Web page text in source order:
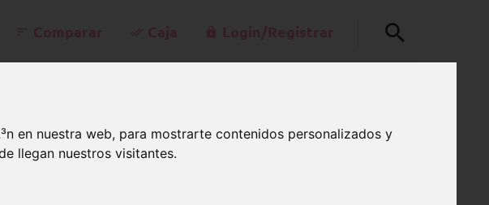
en nuestra web, para mostrarte contenidos personalizados y
llegan nuestros visitantes.
CARRO
Lu a Vi 7:00 a.m.-3:00 p.m.